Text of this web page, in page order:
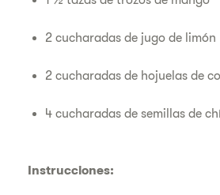
2 cucharadas de jugo de limón
2 cucharadas de hojuelas de
4 cucharadas de semillas de
Instrucciones: